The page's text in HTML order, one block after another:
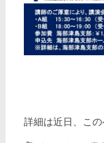
詳細は近日、この